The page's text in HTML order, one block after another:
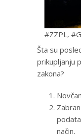
#ZZPL,
Šta su
prikupljanju
zakona?
način.